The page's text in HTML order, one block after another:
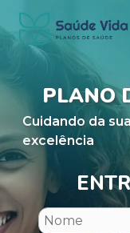
PLANO
Cuidando da
excelência